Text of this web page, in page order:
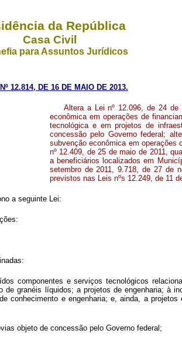
da República
Casa Civil
para Assuntos Jurídicos
12.814, DE 16 DE MAIO DE 2013.
Altera a Lei nº 12.096, de 24 de
econômica em operações de
tecnológica e em projetos de
concessão pelo Governo federal;
subvenção econômica em operações
nº 12.409, de 25 de maio de 2011,
a beneficiários localizados em
setembro de 2011, 9.718, de 27 de
previstos nas Leis nºs 12.249, de 11
a seguinte Lei:
componentes e serviços tecnológicos
granéis líquidos; a projetos de engenharia; à
conhecimento e engenharia; e, ainda, a
objeto de concessão pelo Governo federal;